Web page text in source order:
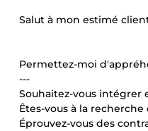
Salut à mon estimé
Permettez-moi
---
Souhaitez-vous intégrer
Êtes-vous à la
Éprouvez-vous des